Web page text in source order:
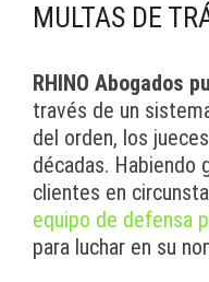
MULTAS DE
RHINO Abogados
través de un
del orden, los
décadas. Habiendo
clientes en
equipo de defensa
para luchar en su